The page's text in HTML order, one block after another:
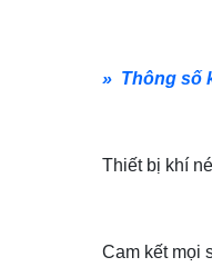
» Thông số
Thiết bị khí
Cam kết mọi